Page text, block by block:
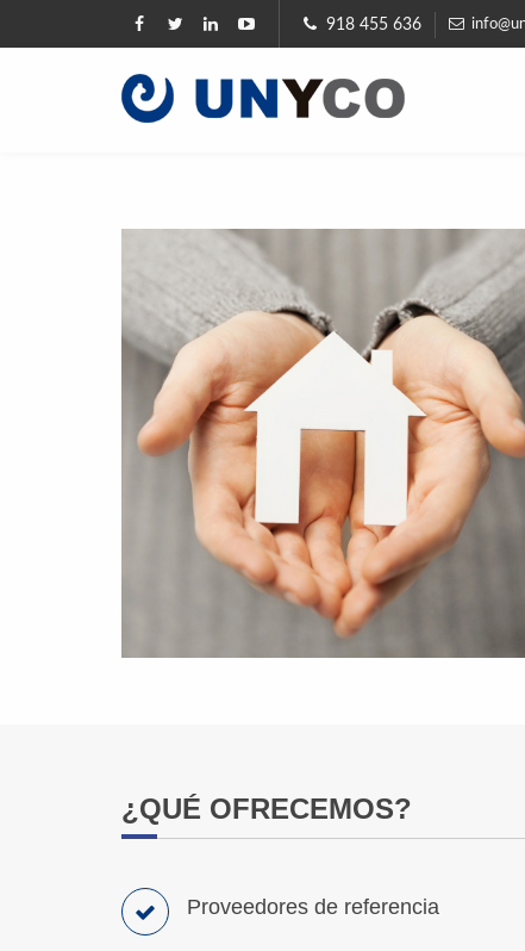
918 455 636
¿QUÉ OFRECEMOS?
Proveedores de referencia